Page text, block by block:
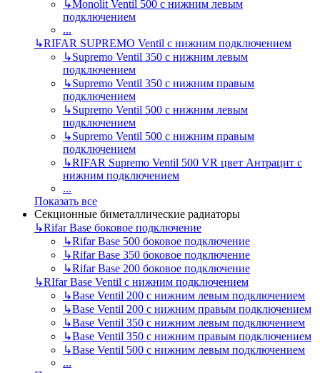
↳Monolit Ventil 500 с нижним левым
подключением
...
↳RIFAR SUPREMO Ventil с нижним подключением
↳Supremo Ventil 350 с нижним левым
подключением
↳Supremo Ventil 350 с нижним правым
подключением
↳Supremo Ventil 500 с нижним левым
подключением
↳Supremo Ventil 500 с нижним правым
подключением
↳RIFAR Supremo Ventil 500 VR цвет Антрацит с
нижним подключением
...
Показать все
Секционные биметаллические радиаторы
↳Rifar Base боковое подключение
↳Rifar Base 500 боковое подключение
↳Rifar Base 350 боковое подключение
↳Rifar Base 200 боковое подключение
↳RIfar Base Ventil с нижним подключением
↳Base Ventil 200 с нижним левым подключением
↳Base Ventil 200 с нижним правым подключением
↳Base Ventil 350 с нижним левым подключением
↳Base Ventil 350 с нижним правым подключением
↳Base Ventil 500 с нижним левым подключением
...